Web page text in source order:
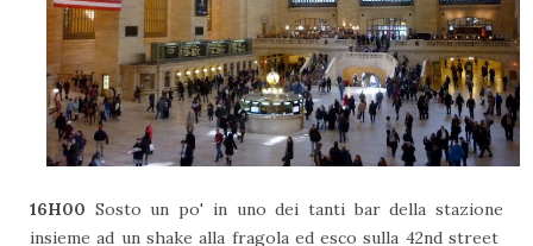
16H00 Sosto un po' in uno dei tanti bar della stazione
insieme ad un shake alla fragola ed esco sulla 42nd street